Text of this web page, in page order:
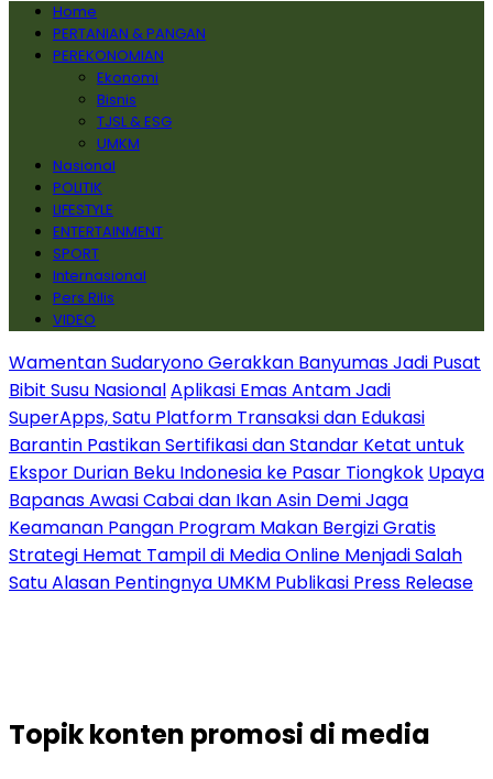
Home
PERTANIAN & PANGAN
PEREKONOMIAN
Ekonomi
Bisnis
TJSL & ESG
UMKM
Nasional
POLITIK
LIFESTYLE
ENTERTAINMENT
SPORT
Internasional
Pers Rilis
VIDEO
Wamentan Sudaryono Gerakkan Banyumas Jadi Pusat
Bibit Susu NasionalAplikasi Emas Antam Jadi
SuperApps, Satu Platform Transaksi dan Edukasi
Barantin Pastikan Sertifikasi dan Standar Ketat untuk
Ekspor Durian Beku Indonesia ke Pasar Tiongkok Upaya
Bapanas Awasi Cabai dan Ikan Asin Demi Jaga
Keamanan Pangan Program Makan Bergizi Gratis
Strategi Hemat Tampil di Media Online Menjadi Salah
Satu Alasan Pentingnya UMKM Publikasi Press Release
Topikkonten promosi di media